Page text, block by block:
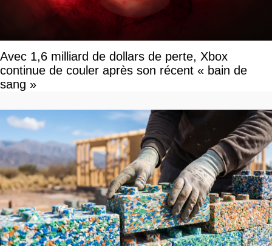
Avec 1,6 milliard de dollars de perte, Xbox
continue de couler après son récent « bain de
sang »